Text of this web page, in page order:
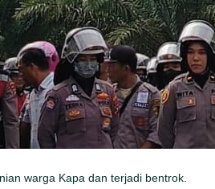
warga Kapa dan terjadi bentrok.